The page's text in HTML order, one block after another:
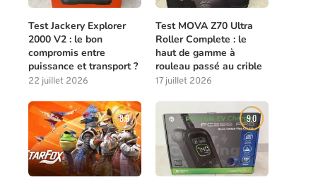
Test Jackery Explorer
2000 V2 : le bon
compromis entre
puissance et transport ?
22 juillet 2026
Test MOVA Z70 Ultra
Roller Complete : le
haut de gamme à
rouleau passé au crible
17 juillet 2026
8.0 9.0